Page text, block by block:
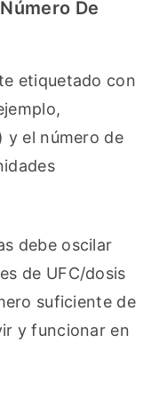
De
etiquetado con
y el número de
debe oscilar
de UFC/dosis
suficiente de
y funcionar en